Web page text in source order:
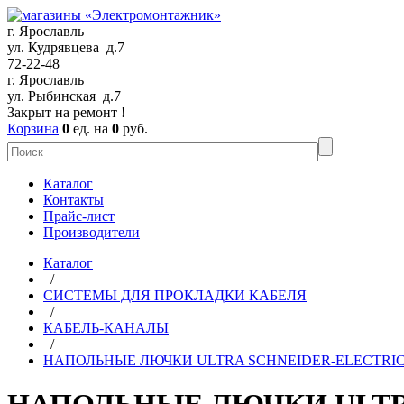
г. Ярославль
ул. Кудрявцева д.7
72-22-48
г. Ярославль
ул. Рыбинская д.7
Закрыт на ремонт !
Корзина 0 ед. на 0 руб.
Каталог
Контакты
Прайс-лист
Производители
Каталог
/
СИСТЕМЫ ДЛЯ ПРОКЛАДКИ КАБЕЛЯ
/
КАБЕЛЬ-КАНАЛЫ
/
НАПОЛЬНЫЕ ЛЮЧКИ ULTRA SCHNEIDER-